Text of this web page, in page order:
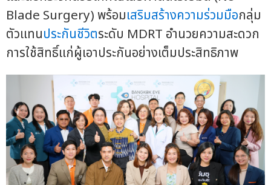
Blade Surgery) พร้อมเสริมสร้างความร่วมมือกลุ่ม
ตัวแทนประกันชีวิตระดับ MDRT อำนวยความสะดวก
การใช้สิทธิ์แก่ผู้เอาประกันอย่างเต็มประสิทธิภาพ